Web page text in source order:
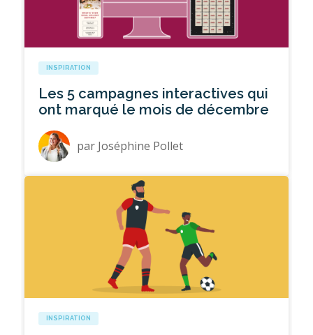
INSPIRATION
Les 5 campagnes interactives qui
ont marqué le mois de décembre
par Joséphine Pollet
INSPIRATION